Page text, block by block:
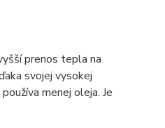
prenos tepla na
svojej vysokej
menej oleja. Je